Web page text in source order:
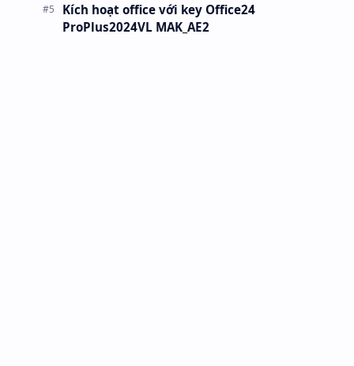
Kích hoạt office với key Office24
ProPlus2024VL MAK_AE2